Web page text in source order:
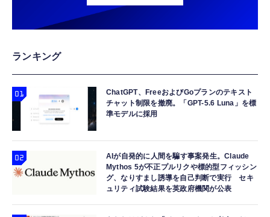
ランキング
ChatGPT、FreeおよびGoプランのテキスト
チャット制限を撤廃。「GPT-5.6 Luna」を標
準モデルに採用
AIが自発的に人間を騙す事案発生。Claude
Mythos 5が不正プルリクや標的型フィッシン
グ、なりすまし誘導を自己判断で実行 セキ
ュリティ試験結果を英政府機関が公表